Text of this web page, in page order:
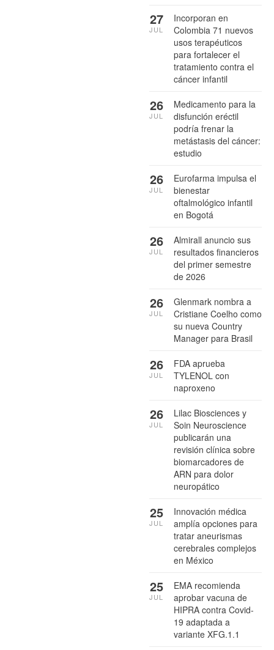
Incorporan en
Colombia 71 nuevos
usos terapéuticos
para fortalecer el
tratamiento contra el
cáncer infantil
27
JUL
Medicamento para la
disfunción eréctil
podría frenar la
metástasis del cáncer:
estudio
26
JUL
Eurofarma impulsa el
bienestar
oftalmológico infantil
en Bogotá
26
JUL
Almirall anuncio sus
resultados financieros
del primer semestre
de 2026
26
JUL
Glenmark nombra a
Cristiane Coelho como
su nueva Country
Manager para Brasil
26
JUL
FDA aprueba
TYLENOL con
naproxeno
26
JUL
Lilac Biosciences y
Soin Neuroscience
publicarán una
revisión clínica sobre
biomarcadores de
ARN para dolor
neuropático
26
JUL
Innovación médica
amplía opciones para
tratar aneurismas
cerebrales complejos
en México
25
JUL
EMA recomienda
aprobar vacuna de
HIPRA contra Covid-
19 adaptada a
variante XFG.1.1
25
JUL